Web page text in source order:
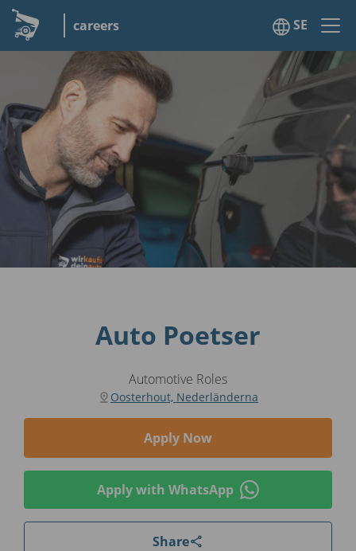
careers SE
Auto Poetser
Automotive Roles
Oosterhout, Nederländerna
Apply Now
Apply with WhatsApp
Share